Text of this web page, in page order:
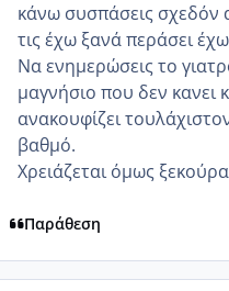
κάνω συσπάσεις σχεδόν
τις έχω ξανά περάσει
Να ενημερώσεις το
μαγνήσιο που δεν
ανακουφίζει
βαθμό.
Χρειάζεται όμως
Παράθεση